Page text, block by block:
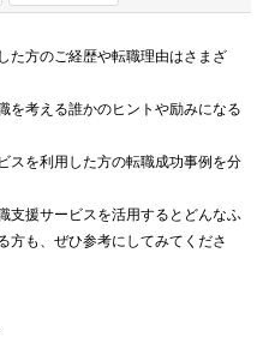
た方のご経歴や転職理由はさまざ
を考える誰かのヒントや励みになる
スを利用した方の転職成功事例を分
支援サービスを活用するとどんなふ
方も、ぜひ参考にしてみてくださ